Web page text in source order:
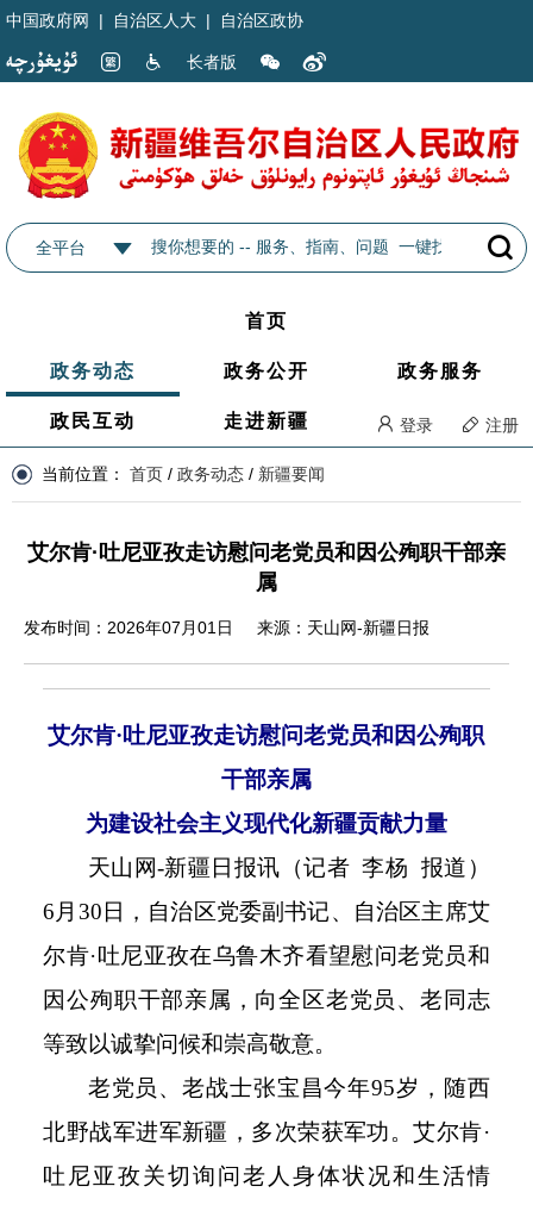
中国政府网 | 自治区人大 | 自治区政协
长者版
全平台
首页
政务动态 政务公开 政务服务
政民互动 走进新疆 登录 注册
当前位置： 首页 / 政务动态 / 新疆要闻
艾尔肯·吐尼亚孜走访慰问老党员和因公殉职干部亲
属
发布时间：2026年07月01日 来源：天山网-新疆日报
艾尔肯·吐尼亚孜走访慰问老党员和因公殉职
干部亲属
为建设社会主义现代化新疆贡献力量
天山网-新疆日报讯（记者 李杨 报道）
6 月 30日，自治区党委副书记、自治区主席艾
尔肯·吐尼亚孜在乌鲁木齐看望慰问老党员和
因公殉职干部亲属，向全区老党员、老同志
等致以诚挚问候和崇高敬意。
老党员、老战士张宝昌今年95岁，随西
北野战军进军新疆，多次荣获军功。艾尔肯·
吐尼亚孜关切询问老人身体状况和生活情